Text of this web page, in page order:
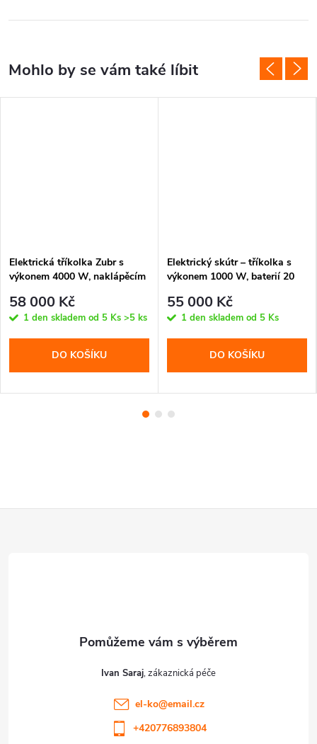
Elektrická tříkolka Zubr s
výkonem 4000 W, naklápěcím
20 Ah a dojezdem až 55 km.
Stabilní a výkonná jízda.
58 000 Kč
1 den skladem od 5 Ks >5 ks
DO KOŠÍKU
Elektrický skútr – tříkolka s
výkonem 1000 W, baterií 20
Luxusní design, stabilní a
pohodlná jízda.
55 000 Kč
1 den skladem od 5 Ks
DO KOŠÍKU
Ivan Saraj
el-ko@email.cz
+420776893804